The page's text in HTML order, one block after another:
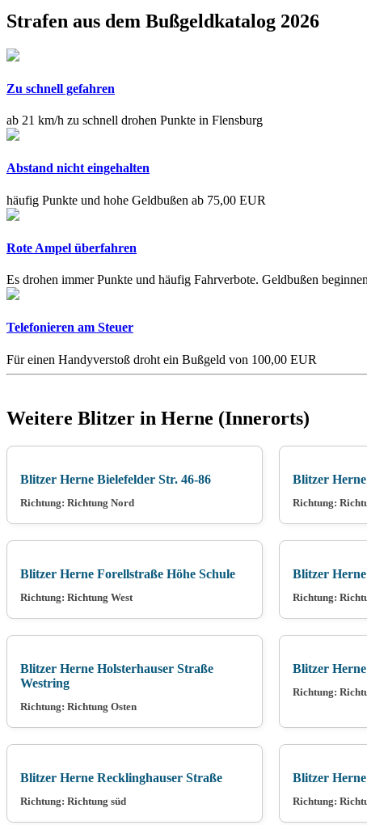
Strafen aus dem Bußgeldkatalog 2026
Zu schnell gefahren
ab 21 km/h zu schnell drohen Punkte in Flensburg
Abstand nicht eingehalten
häufig Punkte und hohe Geldbußen ab 75,00 EUR
Rote Ampel überfahren
Es drohen immer Punkte und häufig Fahrverbote. Geldbußen
Telefonieren am Steuer
Für einen Handyverstoß droht ein Bußgeld von 100,00 EUR
Weitere Blitzer in Herne (Innerorts)
Blitzer Herne Bielefelder Str. 46-86
Richtung: Richtung Nord
Blitzer
Richtung:
Blitzer Herne Forellstraße Höhe Schule
Richtung: Richtung West
Blitzer
Richtung:
Blitzer Herne Holsterhauser Straße
Westring
Richtung: Richtung Osten
Blitzer
Richtung:
Blitzer Herne Recklinghauser Straße
Richtung: Richtung süd
Blitzer
Richtung: